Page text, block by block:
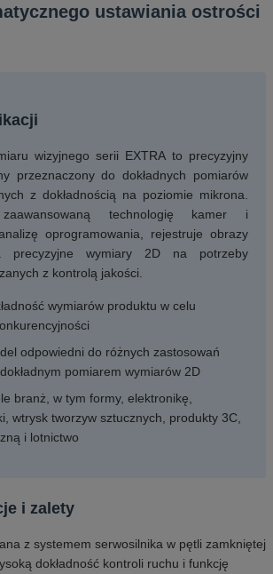
ustawiania ostrości
wizyjnego serii EXTRA to precyzyjny
przeznaczony do dokładnych pomiarów
z dokładnością na poziomie mikrona.
zaawansowaną technologię kamer i
oprogramowania, rejestruje obrazy
precyzyjne wymiary 2D na potrzeby
z kontrolą jakości.
wymiarów produktu w celu
odpowiedni do różnych zastosowań
pomiarem wymiarów 2D
branż, w tym formy, elektronikę,
wtrysk tworzyw sztucznych, produkty 3C,
i lotnictwo
i zalety
z systemem serwosilnika w pętli zamkniętej
dokładność kontroli ruchu i funkcję